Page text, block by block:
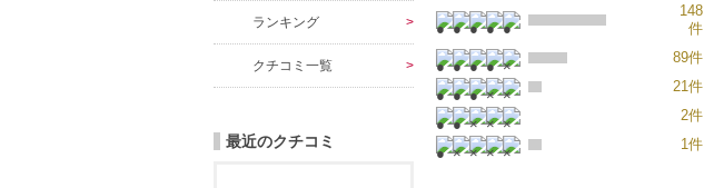
148
件
89件
21件
2件
1件
ランキング
クチコミ一覧
最近のクチコミ